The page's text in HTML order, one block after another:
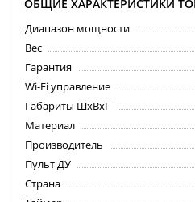
ОБЩИЕ ХАРАКТЕРИСТИКИ
Диапазон мощности
Вес
Гарантия
Wi-Fi управление
Габариты ШхВхГ
Материал
Производитель
Пульт ДУ
Страна